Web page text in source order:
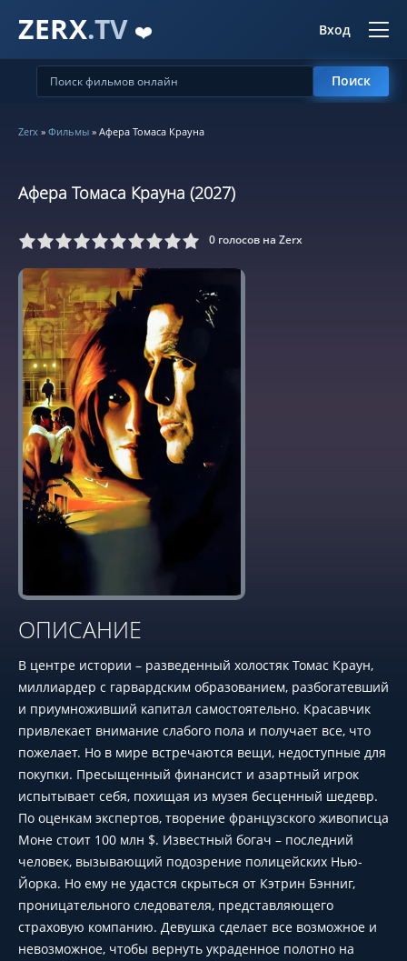
ZERX.TV ❤️ Вход
Поиск
Zerx » Фильмы » Афера Томаса Крауна
Афера Томаса Крауна (2027)
6 7 8 9 10 0 голосов на Zerx
ОПИСАНИЕ
В центре истории – разведенный холостяк Томас Краун,
миллиардер с гарвардским образованием, разбогатевший
и приумноживший капитал самостоятельно. Красавчик
привлекает внимание слабого пола и получает все, что
пожелает. Но в мире встречаются вещи, недоступные для
покупки. Пресыщенный финансист и азартный игрок
испытывает себя, похищая из музея бесценный шедевр.
По оценкам экспертов, творение французского живописца
Моне стоит 100 млн $. Известный богач – последний
человек, вызывающий подозрение полицейских Нью-
Йорка. Но ему не удастся скрыться от Кэтрин Бэнниг,
проницательного следователя, представляющего
страховую компанию. Девушка сделает все возможное и
невозможное, чтобы вернуть украденное полотно на